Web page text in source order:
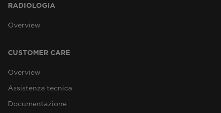
RADIOLOGIA
Overview
CUSTOMER CARE
Overview
Assistenza tecnica
Documentazione